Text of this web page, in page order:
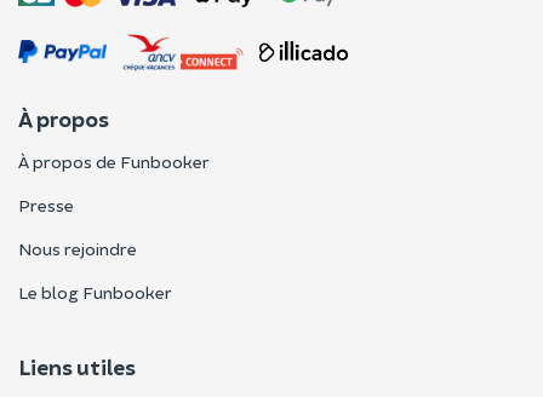
À propos
À propos de Funbooker
Presse
Nous rejoindre
Le blog Funbooker
Liens utiles